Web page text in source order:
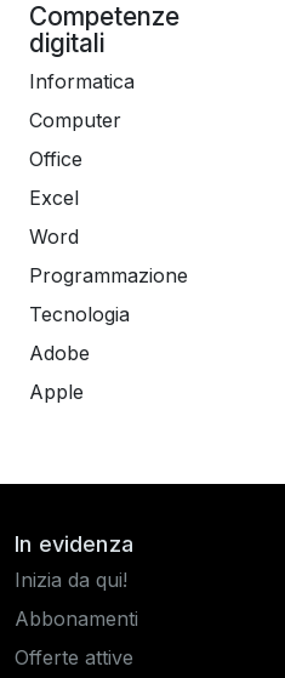
Competenze
digitali
Informatica
Computer
Office
Excel
Word
Programmazione
Tecnologia
Adobe
Apple
In evidenza
Inizia da qui!
Abbonamenti
Offerte attive